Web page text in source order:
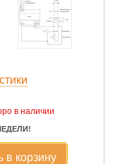
в наличии
в корзину